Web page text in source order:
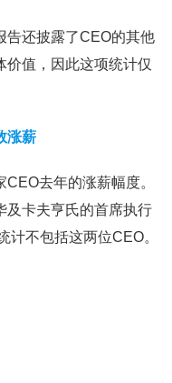
告还披露了CEO的其他
价值，因此这项统计仅
涨薪
去年的涨薪幅度。
及卡夫亨氏的首席执行
计不包括这两位CEO。